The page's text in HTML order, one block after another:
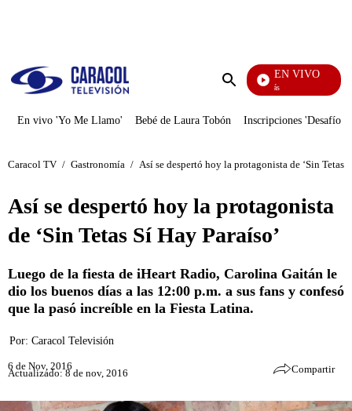
Enviar
EN VIVO
También Caerás
En vivo 'Yo Me Llamo' Bebé de Laura Tobón Inscripciones 'Desafío'
Caracol TV / Gastronomía / Así se despertó hoy la protagonista de ‘Sin Tetas
Así se despertó hoy la protagonista
de ‘Sin Tetas Sí Hay Paraíso’
Luego de la fiesta de iHeart Radio, Carolina Gaitán le
dio los buenos días a las 12:00 p.m. a sus fans y confesó
que la pasó increíble en la Fiesta Latina.
Por: Caracol Televisión
6 de Nov, 2016
Actualizado: 8 de nov, 2016 Compartir